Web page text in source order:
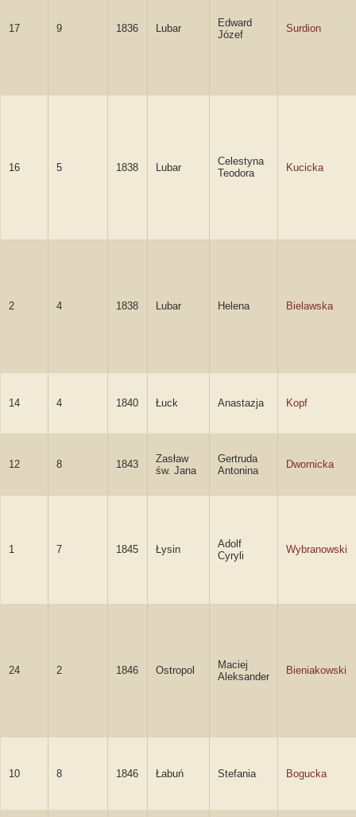
17 9 1836 Lubar
Edward
Józef
Surdion
16 5 1838 Lubar
Celestyna
Teodora
Kucicka
2 4 1838 Lubar Helena Bielawska
14 4 1840 Łuck Anastazja Kopf
12 8 1843
Zasław
św. Jana
Gertruda
Antonina
Dwornicka
1 7 1845 Łysin
Adolf
Cyryli
Wybranowski
24 2 1846 Ostropol
Maciej
Aleksander
Bieniakowski
10 8 1846 Łabuń Stefania Bogucka